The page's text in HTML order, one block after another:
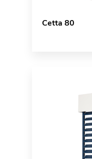
Cetta 80